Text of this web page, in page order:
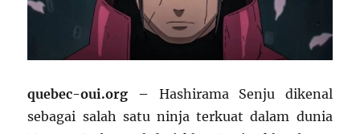
quebec-oui.org – Hashirama Senju dikenal
sebagai salah satu ninja terkuat dalam dunia